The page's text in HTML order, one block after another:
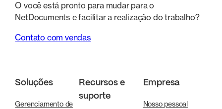
O você está pronto para mudar para o
NetDocuments e facilitar a realização do trabalho?
Contato com vendas
Soluções
Gerenciamento de
Recursos e
suporte
Empresa
Nosso pessoal